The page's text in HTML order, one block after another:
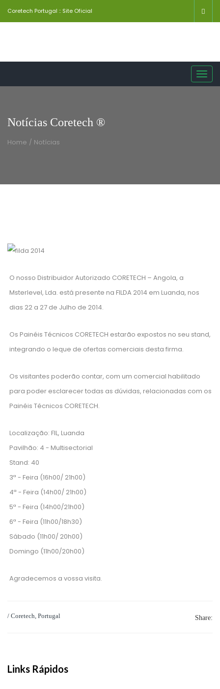
Coretech Portugal :: Site Oficial
Notícias Coretech ®
Home / Notícias
O nosso Distribuidor Autorizado CORETECH – Angola, a
Msterlevel, Lda. está presente na FILDA 2014 em Luanda, nos
dias 22 a 27 de Julho de 2014.
Os Painéis Técnicos CORETECH estarão expostos no seu stand,
integrando o leque de ofertas comerciais desta firma.
Os visitantes poderão contar, com um comercial habilitado
para poder esclarecer todas as dúvidas, relacionadas com os
Painéis Técnicos CORETECH.
Localização: FIL, Luanda
Pavilhão: 4 - Multisectorial
Stand: 40
3ª - Feira (16h00/ 21h00)
4ª - Feira (14h00/ 21h00)
5ª - Feira (14h00/21h00)
6ª - Feira (11h00/18h30)
Sábado (11h00/ 20h00)
Domingo (11h00/20h00)
Agradecemos a vossa visita.
/ Coretech, Portugal Share:
Links Rápidos